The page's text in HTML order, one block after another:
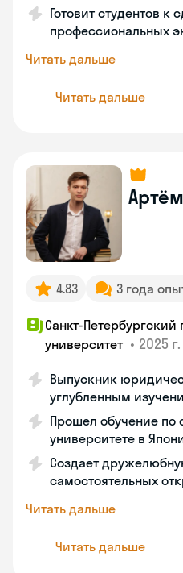
Готовит студентов к
профессиональных
Читать дальше
Читать дальше
Артём
4.83 3 года
Санкт-
университет • 2025 г.
Выпускник
углубленным
Прошел обучение по
университете в
Создает
самостоятельных
Читать дальше
Читать дальше